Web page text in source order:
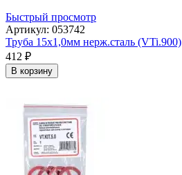
Быстрый просмотр
Артикул: 053742
Труба 15х1,0мм нерж.сталь (VTi.900)
412 ₽
В корзину